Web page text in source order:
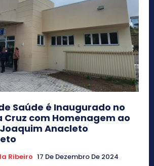
Saúde é Inaugurado no
Cruz com Homenagem ao
Anacleto
Ribeiro 17 De Dezembro De 2024